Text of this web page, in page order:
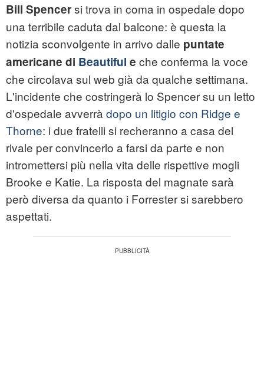
Bill Spencersi trova in coma in ospedale dopo
una terribile caduta dal balcone: è questa la
notizia sconvolgente in arrivo dalle puntate
americane di Beautiful e che conferma la voce
che circolava sul web già da qualche settimana.
L'incidente che costringerà lo Spencer su un letto
d'ospedale avverrà dopo un litigio con Ridge e
Thorne: i due fratelli si recheranno a casa del
rivale per convincerlo a farsi da parte e non
intromettersi più nella vita delle rispettive mogli
Brooke e Katie. La risposta del magnate sarà
però diversa da quanto i Forrester si sarebbero
aspettati.